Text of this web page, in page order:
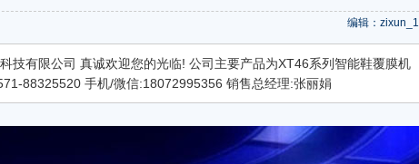
编辑：zixun_1
技有限公司 真诚欢迎您的光临! 公司主要产品为XT46系列智能鞋覆膜机
88325520 手机/微信:18072995356 销售总经理:张丽娟